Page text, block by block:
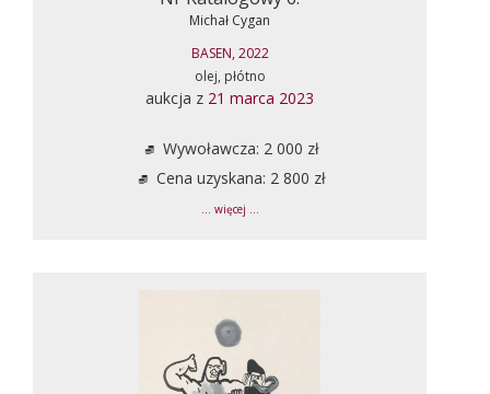
Michał Cygan
BASEN, 2022
olej, płótno
aukcja z 21 marca 2023
Wywoławcza: 2 000 zł
Cena uzyskana: 2 800 zł
... więcej ...